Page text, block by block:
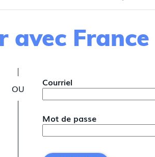
avec France
Courriel
Mot de passe